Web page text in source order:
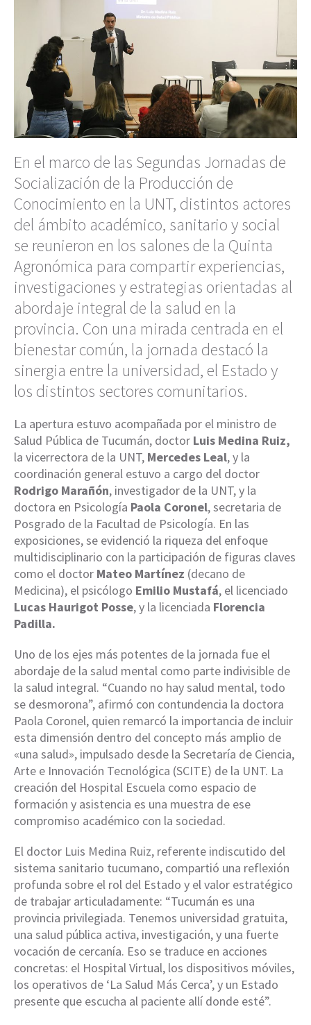
En el marco de las Segundas Jornadas de
Socialización de la Producción de
Conocimiento en la UNT, distintos actores
del ámbito académico, sanitario y social
se reunieron en los salones de la Quinta
Agronómica para compartir experiencias,
investigaciones y estrategias orientadas al
abordaje integral de la salud en la
provincia. Con una mirada centrada en el
bienestar común, la jornada destacó la
sinergia entre la universidad, el Estado y
los distintos sectores comunitarios.
La apertura estuvo acompañada por el ministro de
Salud Pública de Tucumán, doctor Luis Medina Ruiz,
la vicerrectora de la UNT, Mercedes Leal, y la
coordinación general estuvo a cargo del doctor
Rodrigo Marañón, investigador de la UNT, y la
doctora en Psicología Paola Coronel, secretaria de
Posgrado de la Facultad de Psicología. En las
exposiciones, se evidenció la riqueza del enfoque
multidisciplinario con la participación de figuras claves
como el doctor Mateo Martínez (decano de
Medicina), el psicólogo Emilio Mustafá, el licenciado
Lucas Haurigot Posse, y la licenciada Florencia
Padilla.
Uno de los ejes más potentes de la jornada fue el
abordaje de la salud mental como parte indivisible de
la salud integral. “Cuando no hay salud mental, todo
se desmorona”, afirmó con contundencia la doctora
Paola Coronel, quien remarcó la importancia de incluir
esta dimensión dentro del concepto más amplio de
«una salud», impulsado desde la Secretaría de Ciencia,
Arte e Innovación Tecnológica (SCITE) de la UNT. La
creación del Hospital Escuela como espacio de
formación y asistencia es una muestra de ese
compromiso académico con la sociedad.
El doctor Luis Medina Ruiz, referente indiscutido del
sistema sanitario tucumano, compartió una reflexión
profunda sobre el rol del Estado y el valor estratégico
de trabajar articuladamente: “Tucumán es una
provincia privilegiada. Tenemos universidad gratuita,
una salud pública activa, investigación, y una fuerte
vocación de cercanía. Eso se traduce en acciones
concretas: el Hospital Virtual, los dispositivos móviles,
los operativos de ‘La Salud Más Cerca’, y un Estado
presente que escucha al paciente allí donde esté”.